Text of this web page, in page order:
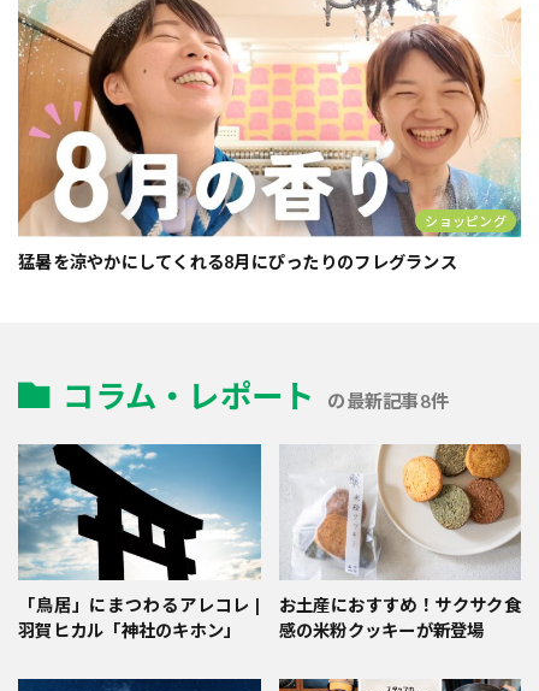
ショッピング
猛暑を涼やかにしてくれる8月にぴったりのフレグランス
コラム・レポート の最新記事8件
「鳥居」にまつわるアレコレ |
羽賀ヒカル「神社のキホン」
お土産におすすめ！サクサク食
感の米粉クッキーが新登場